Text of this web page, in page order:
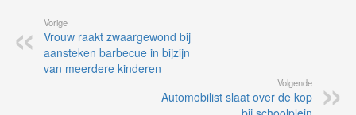
Vorige
Vrouw raakt zwaargewond bij
aansteken barbecue in bijzijn
van meerdere kinderen
Volgende
Automobilist slaat over de kop